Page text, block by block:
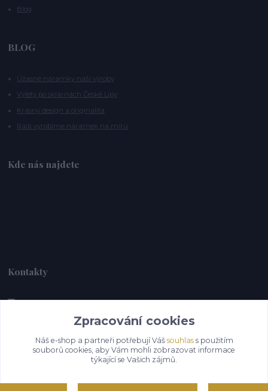
Blog
BLOG
Úžasné náramky naší výroby
Výlety po sklárnách České Lípy
Krásný design a originalita
Rádi vyrobíme náramek na míru
Kde nás najdete
Kontakty
Alebrije@alebrije.cz
Zpracování cookies
Náš e-shop a partneři potřebují Váš souhlass použitím
souborů cookies, aby Vám mohli zobrazovat informace
týkající se Vašich zájmů.